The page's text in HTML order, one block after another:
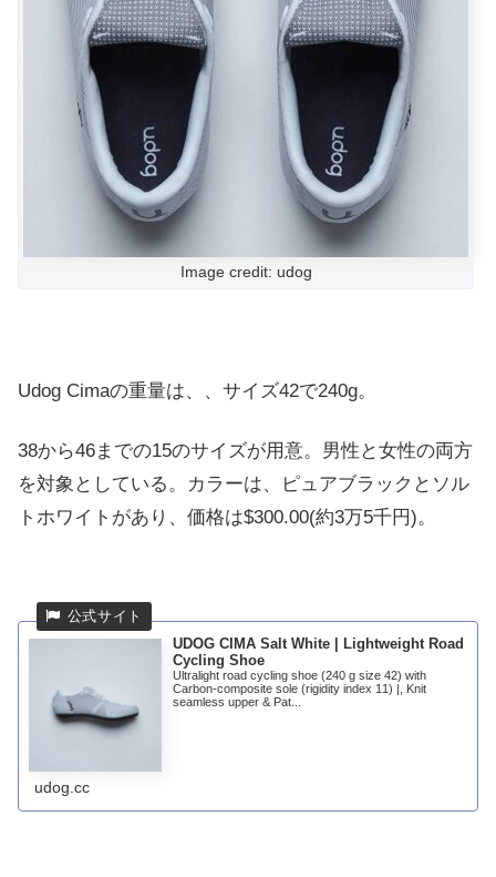
Image credit: udog
Udog Cimaの重量は、、サイズ42で240g。
38から46までの15のサイズが用意。男性と女性の両方
を対象としている。カラーは、ピュアブラックとソル
トホワイトがあり、価格は$300.00(約3万5千円)。
UDOG CIMA Salt White | Lightweight Road
Cycling Shoe
Ultralight road cycling shoe (240 g size 42) with
Carbon-composite sole (rigidity index 11) |, Knit
seamless upper & Pat...
udog.cc